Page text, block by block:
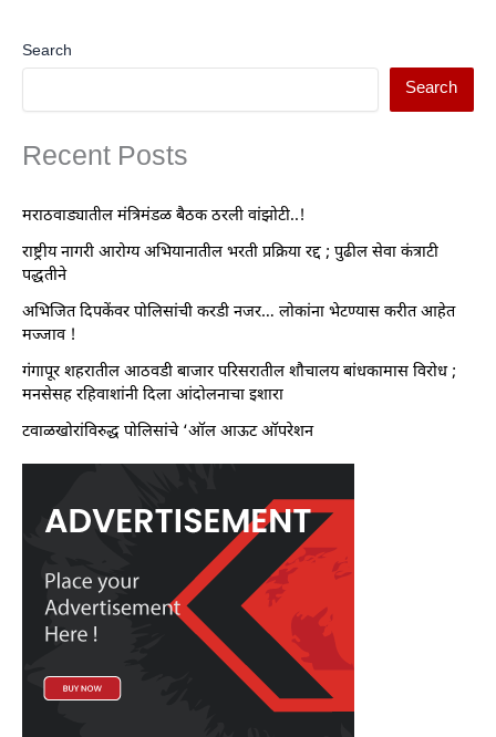
Search
Search
Recent Posts
मराठवाड्यातील मंत्रिमंडळ बैठक ठरली वांझोटी..!
राष्ट्रीय नागरी आरोग्य अभियानातील भरती प्रक्रिया रद्द ; पुढील सेवा कंत्राटी
पद्धतीने
अभिजित दिपकेंवर पोलिसांची करडी नजर… लोकांना भेटण्यास करीत आहेत
मज्जाव !
गंगापूर शहरातील आठवडी बाजार परिसरातील शौचालय बांधकामास विरोध ;
मनसेसह रहिवाशांनी दिला आंदोलनाचा इशारा
टवाळखोरांविरुद्ध पोलिसांचे ‘ऑल आऊट ऑपरेशन